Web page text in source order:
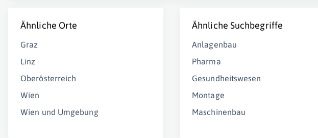
Ähnliche Orte
Graz
Linz
Oberösterreich
Wien
Wien und Umgebung
Ähnliche Suchbegriffe
Anlagenbau
Pharma
Gesundheitswesen
Montage
Maschinenbau